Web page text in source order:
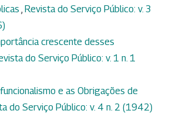
, Revista do Serviço Público: v. 3
crescente desses
do Serviço Público: v. 1 n. 1
e as Obrigações de
do Serviço Público: v. 4 n. 2 (1942)